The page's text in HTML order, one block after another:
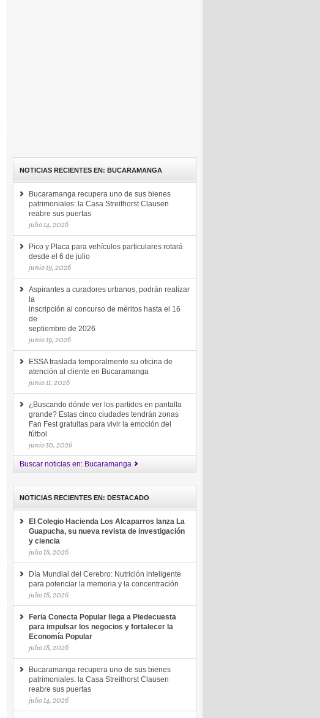
NOTICIAS RECIENTES EN: BUCARAMANGA
Bucaramanga recupera uno de sus bienes
patrimoniales: la Casa Streithorst Clausen
reabre sus puertas
julio 14, 2026
Pico y Placa para vehículos particulares rotará
desde el 6 de julio
junio 19, 2026
Aspirantes a curadores urbanos, podrán realizar
la
inscripción al concurso de méritos hasta el 16
de
septiembre de 2026
junio 19, 2026
ESSA traslada temporalmente su oficina de
atención al cliente en Bucaramanga
junio 11, 2026
¿Buscando dónde ver los partidos en pantalla
grande? Estas cinco ciudades tendrán zonas
Fan Fest gratuitas para vivir la emoción del
fútbol
junio 10, 2026
Buscar noticias en: Bucaramanga
NOTICIAS RECIENTES EN: DESTACADO
El Colegio Hacienda Los Alcaparros lanza La
Guapucha, su nueva revista de investigación
y ciencia
julio 18, 2026
Día Mundial del Cerebro: Nutrición inteligente
para potenciar la memoria y la concentración
julio 18, 2026
Feria Conecta Popular llega a Piedecuesta
para impulsar los negocios y fortalecer la
Economía Popular
julio 18, 2026
Bucaramanga recupera uno de sus bienes
patrimoniales: la Casa Streithorst Clausen
reabre sus puertas
julio 14, 2026